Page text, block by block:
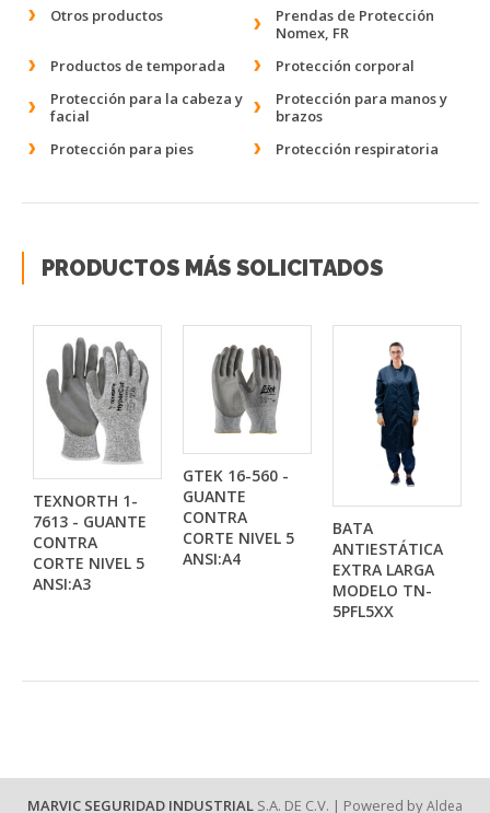
Otros productos
Prendas de Protección
Nomex, FR
Productos de temporada
Protección corporal
Protección para la cabeza y
facial
Protección para manos y
brazos
Protección para pies
Protección respiratoria
PRODUCTOS MÁS SOLICITADOS
TEXNORTH 1-
7613 - GUANTE
CONTRA
CORTE NIVEL 5
ANSI:A3
GTEK 16-560 -
GUANTE
CONTRA
CORTE NIVEL 5
ANSI:A4
BATA
ANTIESTÁTICA
EXTRA LARGA
MODELO TN-
5PFL5XX
MARVIC SEGURIDAD INDUSTRIAL S.A. DE C.V. | Powered byAldea